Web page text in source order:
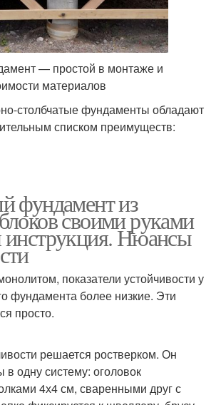
— простой в монтаже и
материалов
столбчатые фундаменты обладают
списком преимуществ:
фундамент из
своими руками
инструкция. Нюансы
показатели устойчивости у
фундамента более низкие. Эти
просто.
решается ростверком. Он
в одну систему: оголовок
4х4 см, сваренными друг с